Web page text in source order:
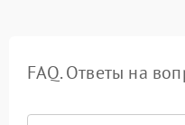
FAQ. Ответы на